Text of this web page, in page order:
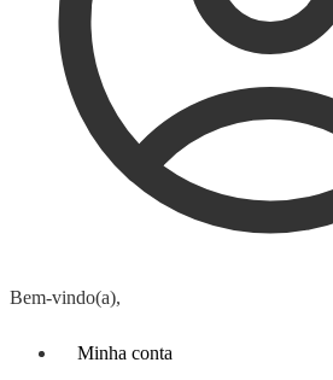
Bem-vindo(a),
Minha conta